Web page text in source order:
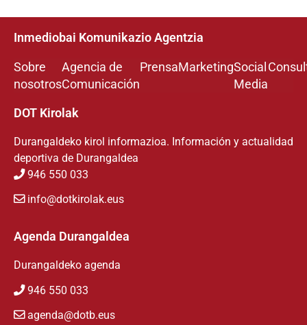
Inmediobai Komunikazio Agentzia
Sobre
nosotros
Agencia de
Comunicación
PrensaMarketingSocial
Media
DOT Kirolak
Durangaldeko kirol informazioa. Información y actualidad
deportiva de Durangaldea
946 550 033
info@dotkirolak.eus
Agenda Durangaldea
Durangaldeko agenda
946 550 033
agenda@dotb.eus